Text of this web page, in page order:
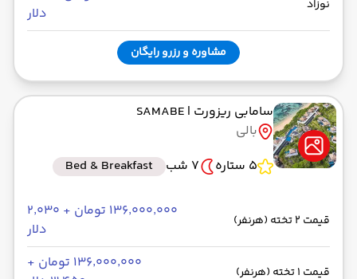
نوزاد
دلار
مشاوره و رزرو رایگان
سامابی ریزورت | SAMABE
بالی
5 ستاره
7 شب Bed & Breakfast
قیمت 2 تخته (هرنفر)
۱۳۶٬۰۰۰٬۰۰۰ تومان + ۲٬۰۳۰
دلار
قیمت 1 تخته (هرنفر)
۱۳۶٬۰۰۰٬۰۰۰ تومان +